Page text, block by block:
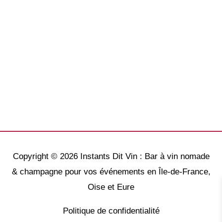
Copyright © 2026 Instants Dit Vin : Bar à vin nomade
& champagne pour vos événements en Île-de-France,
Oise et Eure
Politique de confidentialité